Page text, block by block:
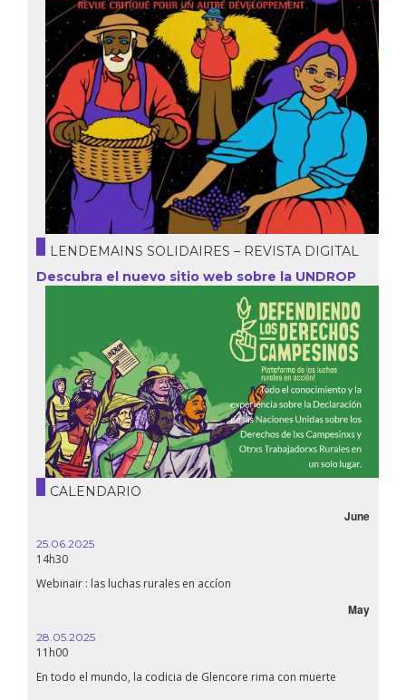
LENDEMAINS SOLIDAIRES – REVISTA DIGITAL
Descubra el nuevo sitio web sobre la UNDROP
CALENDARIO
June
25.06.2025
14h30
Webinair : las luchas rurales en accíon
May
28.05.2025
11h00
En todo el mundo, la codicia de Glencore rima con muerte